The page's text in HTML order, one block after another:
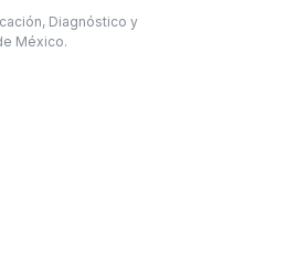
Diagnóstico y
México.